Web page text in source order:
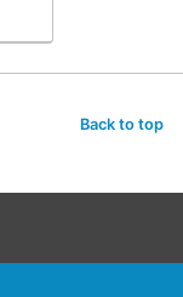
Back to top